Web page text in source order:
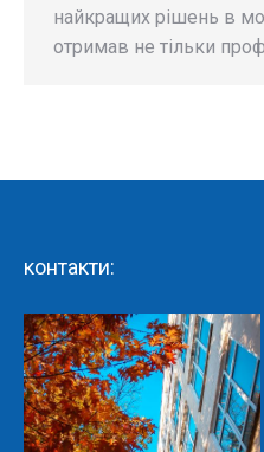
найкращих рішень в
отримав не тільки
контакти: